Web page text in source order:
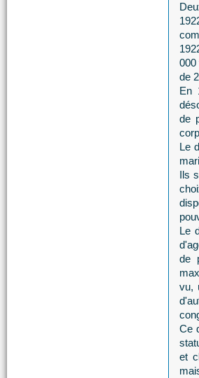
000
de
En
de
Le
Ils
Le
de
vu,
Ce
et